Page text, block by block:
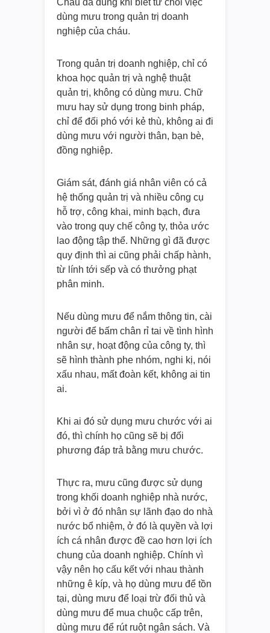
dùng mưu trong quản trị doanh
nghiệp của cháu.
Trong quản trị doanh nghiệp, chỉ có
khoa học quản trị và nghệ thuật
quản trị, không có dùng mưu. Chữ
mưu hay sử dụng trong binh pháp,
chỉ để đối phó với kẻ thù, không ai đi
dùng mưu với người thân, bạn bè,
đồng nghiệp.
Giám sát, đánh giá nhân viên có cả
hệ thống quản trị và nhiều công cụ
hỗ trợ, công khai, minh bạch, đưa
vào trong quy chế công ty, thỏa ước
lao động tập thể. Những gì đã được
quy định thì ai cũng phải chấp hành,
từ lính tới sếp và có thưởng phạt
phân minh.
Nếu dùng mưu để nắm thông tin, cài
người để bấm chân rỉ tai về tình hình
nhân sự, hoạt động của công ty, thì
sẽ hình thành phe nhóm, nghi kị, nói
xấu nhau, mất đoàn kết, không ai tin
ai.
Khi ai đó sử dụng mưu chước với ai
đó, thì chính họ cũng sẽ bị đối
phương đáp trả bằng mưu chước.
Thực ra, mưu cũng được sử dụng
trong khối doanh nghiệp nhà nước,
bởi vì ở đó nhân sự lãnh đạo do nhà
nước bổ nhiệm, ở đó là quyền và lợi
ích cá nhân được đề cao hơn lợi ích
chung của doanh nghiệp. Chính vì
vậy nên họ cấu kết với nhau thành
những ê kíp, và họ dùng mưu để tồn
tại, dùng mưu để loại trừ đối thủ và
dùng mưu để mua chuộc cấp trên,
dùng mưu để rút ruột ngân sách. Và